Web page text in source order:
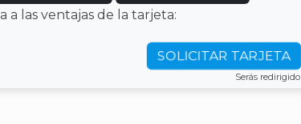
a las ventajas de la tarjeta:
SOLICITAR TARJETA
Serás redirigido